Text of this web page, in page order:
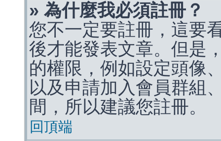
» 為什麼我必須註冊？
您不一定要註冊，這要
後才能發表文章。但是
的權限，例如設定頭像
以及申請加入會員群組
間，所以建議您註冊。
回頂端